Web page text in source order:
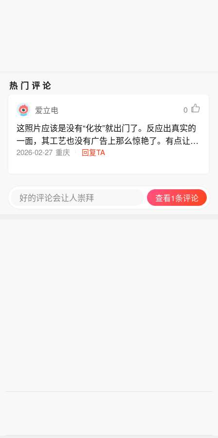
热门评论
爱立电 0
这照片应该是没有“化妆”就出门了。反应出真实的
一面，其工艺也没有广告上那么惊艳了。有点让粉
们失语哦。
2026-02-27 重庆 回复TA
好的评论会让人崇拜 查看1条评论